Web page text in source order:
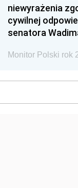
niewyrażenia
cywilnej
senatora
Monitor Polski rok